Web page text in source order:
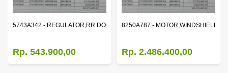
WINDOW,LH
5743A342 - REGULATOR,RR DOOR WINDOW,RH
Rp. 543.900,00
8250A787 - MOTOR,WINDSHIELD
Rp. 2.486.400,00